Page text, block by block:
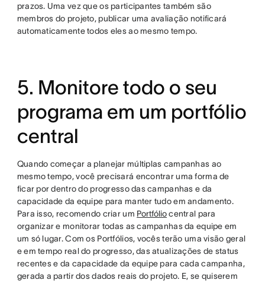
prazos. Uma vez que os participantes também são
membros do projeto, publicar uma avaliação notificará
automaticamente todos eles ao mesmo tempo.
5. Monitore todo o seu
programa em um portfólio
central
Quando começar a planejar múltiplas campanhas ao
mesmo tempo, você precisará encontrar uma forma de
ficar por dentro do progresso das campanhas e da
capacidade da equipe para manter tudo em andamento.
Para isso, recomendo criar um Portfóliocentral para
organizar e monitorar todas as campanhas da equipe em
um só lugar. Com os Portfólios, vocês terão uma visão geral
e em tempo real do progresso, das atualizações de status
recentes e da capacidade da equipe para cada campanha,
gerada a partir dos dados reais do projeto. E, se quiserem